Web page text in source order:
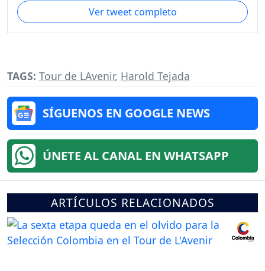
Ver tweet completo
TAGS: Tour de LAvenir, Harold Tejada
SÍGUENOS EN GOOGLE NEWS
ÚNETE AL CANAL EN WHATSAPP
ARTÍCULOS RELACIONADOS